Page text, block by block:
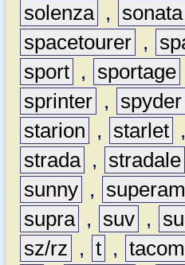
solenza , sonata
spacetourer ,
sport , sportage
sprinter , spyder
starion
, starlet ,
strada , stradale
sunny ,
supra , suv ,
sz/rz
, t ,